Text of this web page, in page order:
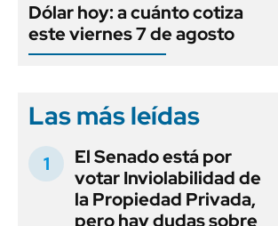
Dólar hoy: a cuánto cotiza
este viernes 7 de agosto
Las más leídas
El Senado está por
votar Inviolabilidad de
la Propiedad Privada,
pero hay dudas sobre